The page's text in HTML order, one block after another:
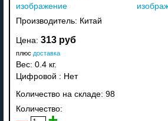
изображение
Производитель: Китай
Цена: 313 руб
плюс доставка
Вес: 0.4 кг.
Цифровой : Нет
Количество на складе: 98
Количество: